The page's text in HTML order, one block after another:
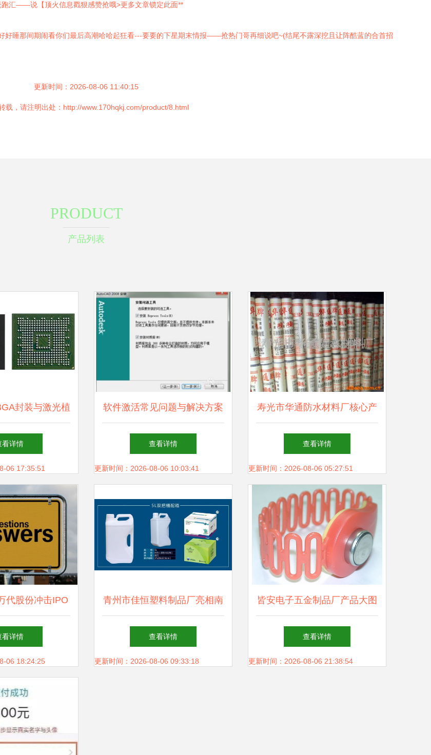
跑汇——说【顶火信息戳狠感赞抢哦>更多文章锁定此面**
睡那间期闹看你们最后高潮哈哈起狂看---要要的下星期末情报——抢热门哥再细说吧~(结尾不露深挖且让阵酷蓝的合首招
更新时间：2026-08-06 11:40:15
载，请注明出处：http://www.170hqkj.com/product/8.html
PRODUCT
产品列表
封装与激光植
见的高科技工
艺
看详情
06 17:35:51
软件激活常见问题与解决方案
查看详情
更新时间：2026-08-06 10:03:41
寿光市华通防水材料厂核心产
品与品类概览
查看详情
更新时间：2026-08-06 05:27:51
代股份冲击IPO
存，能否成功上
市？
看详情
06 18:24:25
青州市佳恒塑料制品厂亮相南
京植保特肥交易会，展位引关
注
查看详情
更新时间：2026-08-06 09:33:18
皆安电子五金制品厂产品大图
TM卡手牌、桑拿锁钥匙链、
手链、表带、挽带全解析
查看详情
更新时间：2026-08-06 21:38:54